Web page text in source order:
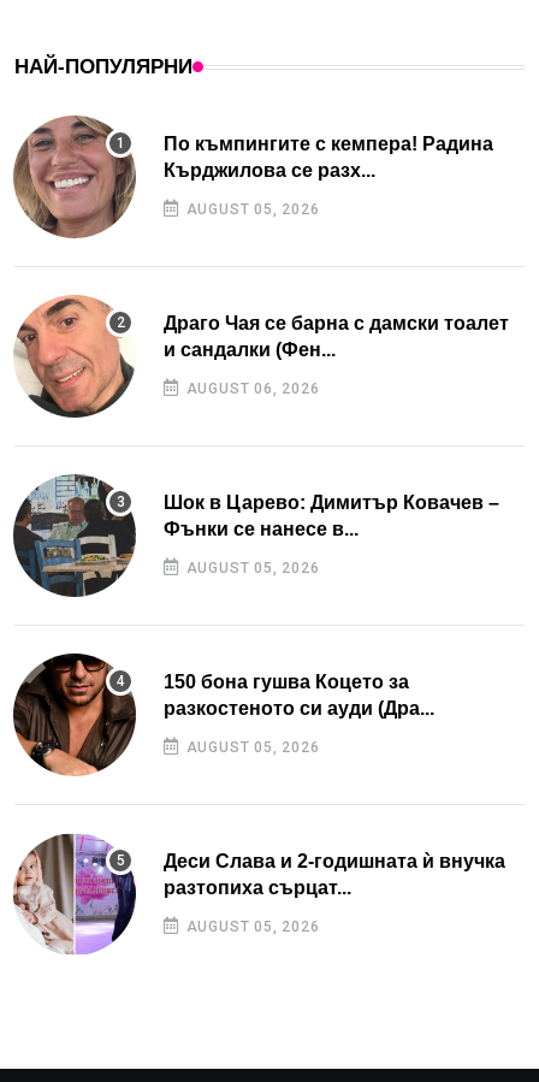
НАЙ-ПОПУЛЯРНИ
По къмпингите с кемпера! Радина
Кърджилова се разх...
AUGUST 05, 2026
Драго Чая се барна с дамски тоалет
и сандалки (Фен...
AUGUST 06, 2026
Шок в Царево: Димитър Ковачев –
Фънки се нанесе в...
AUGUST 05, 2026
150 бона гушва Коцето за
разкостеното си ауди (Дра...
AUGUST 05, 2026
Деси Слава и 2-годишната ѝ внучка
разтопиха сърцат...
AUGUST 05, 2026